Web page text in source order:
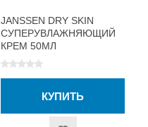
JANSSEN DRY SKIN
СУПЕРУВЛАЖНЯЮЩИЙ
КРЕМ 50МЛ